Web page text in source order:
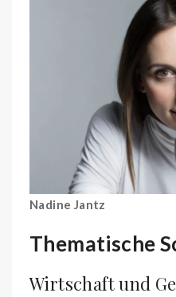
Nadine Jantz
Thematische
Wirtschaft und